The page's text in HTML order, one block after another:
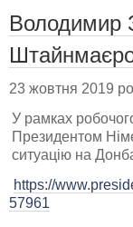
Володимир
23 жовтня 2019
У рамках
Президентом
ситуацію на
https://
57961